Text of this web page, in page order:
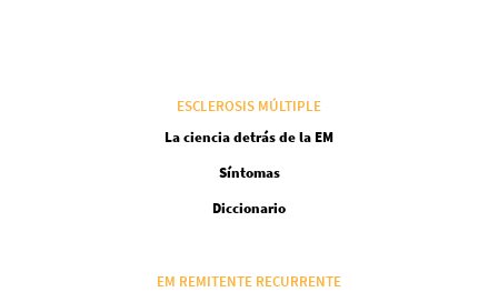
ESCLEROSIS MÚLTIPLE
La ciencia detrás de la EM
Síntomas
Diccionario
EM REMITENTE RECURRENTE